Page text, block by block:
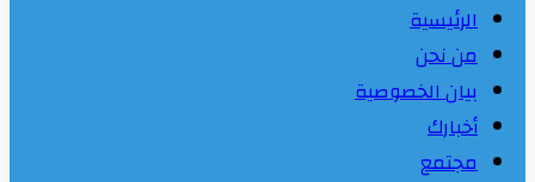
الرئيسية
من نحن
بيان الخصوصية
أخبارك
مجتمع